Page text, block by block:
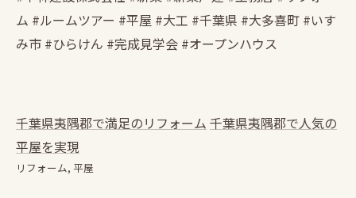
ム #ルームツアー #平屋 #大工 #千葉県 #大多喜町 #いす
み市 #ひらけん #完成見学会 #オープンハウス
千葉県夷隅郡で満足のリフォーム 千葉県夷隅郡で人気の
平屋を実現
リフォーム 平屋